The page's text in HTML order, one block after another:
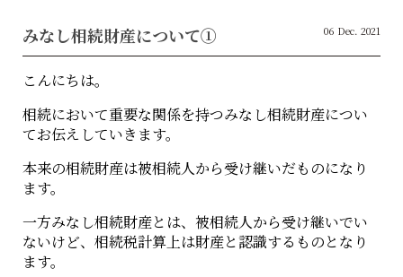
みなし相続財産について① 06 Dec. 2021
こんにちは。
相続において重要な関係を持つみなし相続財産につい
てお伝えしていきます。
本来の相続財産は被相続人から受け継いだものになり
ます。
一方みなし相続財産とは、被相続人から受け継いでい
ないけど、相続税計算上は財産と認識するものとなり
ます。